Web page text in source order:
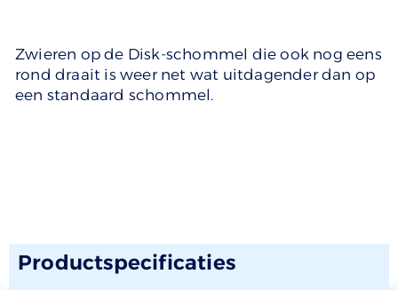
Zwieren op de Disk-schommel die ook nog eens
rond draait is weer net wat uitdagender dan op
een standaard schommel.
Productspecificaties